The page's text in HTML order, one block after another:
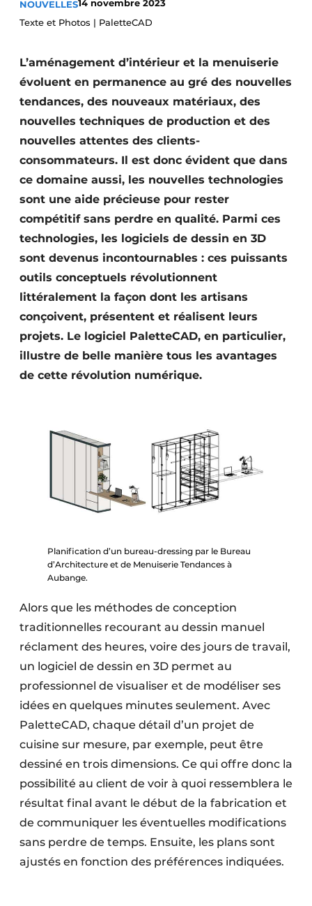
S’inscrire à l’événement
S’inscrire
S’inscrire
Termes et conditions
Video’s
NOUVELLES14 novembre 2023
Texte et Photos | PaletteCAD
L’aménagement d’intérieur et la menuiserie
évoluent en permanence au gré des nouvelles
tendances, des nouveaux matériaux, des
nouvelles techniques de production et des
nouvelles attentes des clients-
consommateurs. Il est donc évident que dans
ce domaine aussi, les nouvelles technologies
sont une aide précieuse pour rester
compétitif sans perdre en qualité. Parmi ces
technologies, les logiciels de dessin en 3D
sont devenus incontournables : ces puissants
outils conceptuels révolutionnent
littéralement la façon dont les artisans
conçoivent, présentent et réalisent leurs
projets. Le logiciel PaletteCAD, en particulier,
illustre de belle manière tous les avantages
de cette révolution numérique.
Planification d’un bureau-dressing par le Bureau
d’Architecture et de Menuiserie Tendances à
Aubange.
Alors que les méthodes de conception
traditionnelles recourant au dessin manuel
réclament des heures, voire des jours de travail,
un logiciel de dessin en 3D permet au
professionnel de visualiser et de modéliser ses
idées en quelques minutes seulement. Avec
PaletteCAD, chaque détail d’un projet de
cuisine sur mesure, par exemple, peut être
dessiné en trois dimensions. Ce qui offre donc la
possibilité au client de voir à quoi ressemblera le
résultat final avant le début de la fabrication et
de communiquer les éventuelles modifications
sans perdre de temps. Ensuite, les plans sont
ajustés en fonction des préférences indiquées.